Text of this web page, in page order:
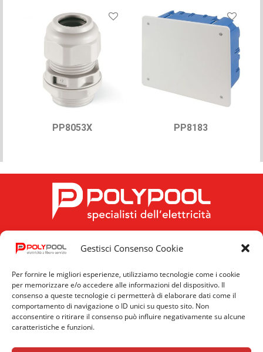
Gestisci Consenso Cookie
Per fornire le migliori esperienze, utilizziamo tecnologie come i cookie
per memorizzare e/o accedere alle informazioni del dispositivo. Il
consenso a queste tecnologie ci permetterà di elaborare dati come il
comportamento di navigazione o ID unici su questo sito. Non
acconsentire o ritirare il consenso può influire negativamente su alcune
caratteristiche e funzioni.
PP8053X PP8183
Privacy
Cookie
News